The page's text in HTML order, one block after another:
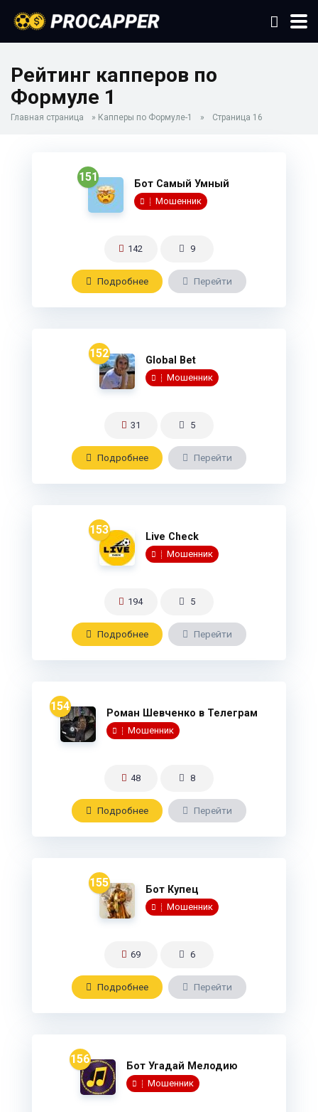
Рейтинг капперов по
Формуле 1
Главная страница » Капперы по Формуле-1 » Страница 16
151 Бот Самый Умный
Мошенник
142 9
Подробнee Перейти
152 Global Bet
Мошенник
31 5
Подробнee Перейти
153 Live Check
Мошенник
194 5
Подробнee Перейти
154 Роман Шевченко в Телеграм
Мошенник
48 8
Подробнee Перейти
155 Бот Купец
Мошенник
69 6
Подробнee Перейти
156 Бот Угадай Мелодию
Мошенник